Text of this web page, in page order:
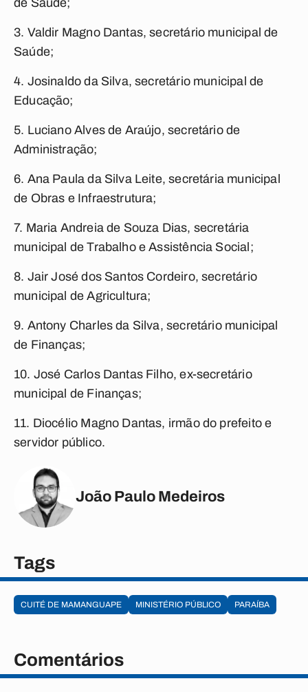
de Saúde;
3. Valdir Magno Dantas, secretário municipal de
Saúde;
4. Josinaldo da Silva, secretário municipal de
Educação;
5. Luciano Alves de Araújo, secretário de
Administração;
6. Ana Paula da Silva Leite, secretária municipal
de Obras e Infraestrutura;
7. Maria Andreia de Souza Dias, secretária
municipal de Trabalho e Assistência Social;
8. Jair José dos Santos Cordeiro, secretário
municipal de Agricultura;
9. Antony Charles da Silva, secretário municipal
de Finanças;
10. José Carlos Dantas Filho, ex-secretário
municipal de Finanças;
11. Diocélio Magno Dantas, irmão do prefeito e
servidor público.
João Paulo Medeiros
Tags
CUITÉ DE MAMANGUAPE MINISTÉRIO PÚBLICO PARAÍBA
Comentários